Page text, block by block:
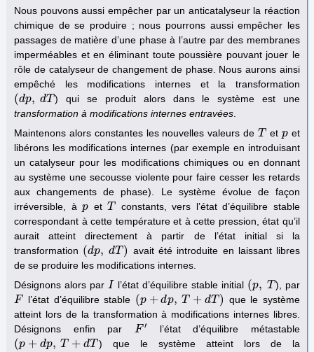
Nous pouvons aussi empêcher par un anticatalyseur la réaction
chimique de se produire ; nous pourrons aussi empêcher les
passages de matière d’une phase à l’autre par des membranes
imperméables et en éliminant toute poussière pouvant jouer le
rôle de catalyseur de changement de phase. Nous aurons ainsi
empêché les modifications internes et la transformation
(dp, dT
(dp, T
) qui se produit alors dans le système est une
transformation à modifications internes entravées
Maintenons alors constantes les nouvelles valeurs deT
T etp
p et
libérons les modifications internes (par exemple en introduisant
un catalyseur pour les modifications chimiques ou en donnant
au système une secousse violente pour faire cesser les retards
aux changements de phase). Le système évolue de façon
irréversible, àp
p etT
T
constants, vers l’état d’équilibre stable
correspondant à cette température et à cette pression, état qu’il
aurait atteint directement à partir de l’état initial si la
transformation (dp, dT)
(dp, dT)
avait été introduite en laissant libres
de se produire les modifications internes.
Désignons alors par I
I l’état d’équilibre stable initial (p, T
(p, T
), par
F
F l’état d’équilibre stable (p + dp, T + dT )
(p+ dp, T+ dT )
que le système
atteint lors de la transformation à modifications internes libres.
Désignons enfin par F ′
F′ l’état d’équilibre métastable
(p + dp, T + dT
(p+ dp , T+ dT
) que le système atteint lors de la